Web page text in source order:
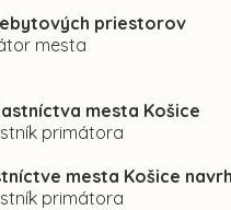
priestorov
mesta
mesta Košice
primátora
mesta Košice
primátora